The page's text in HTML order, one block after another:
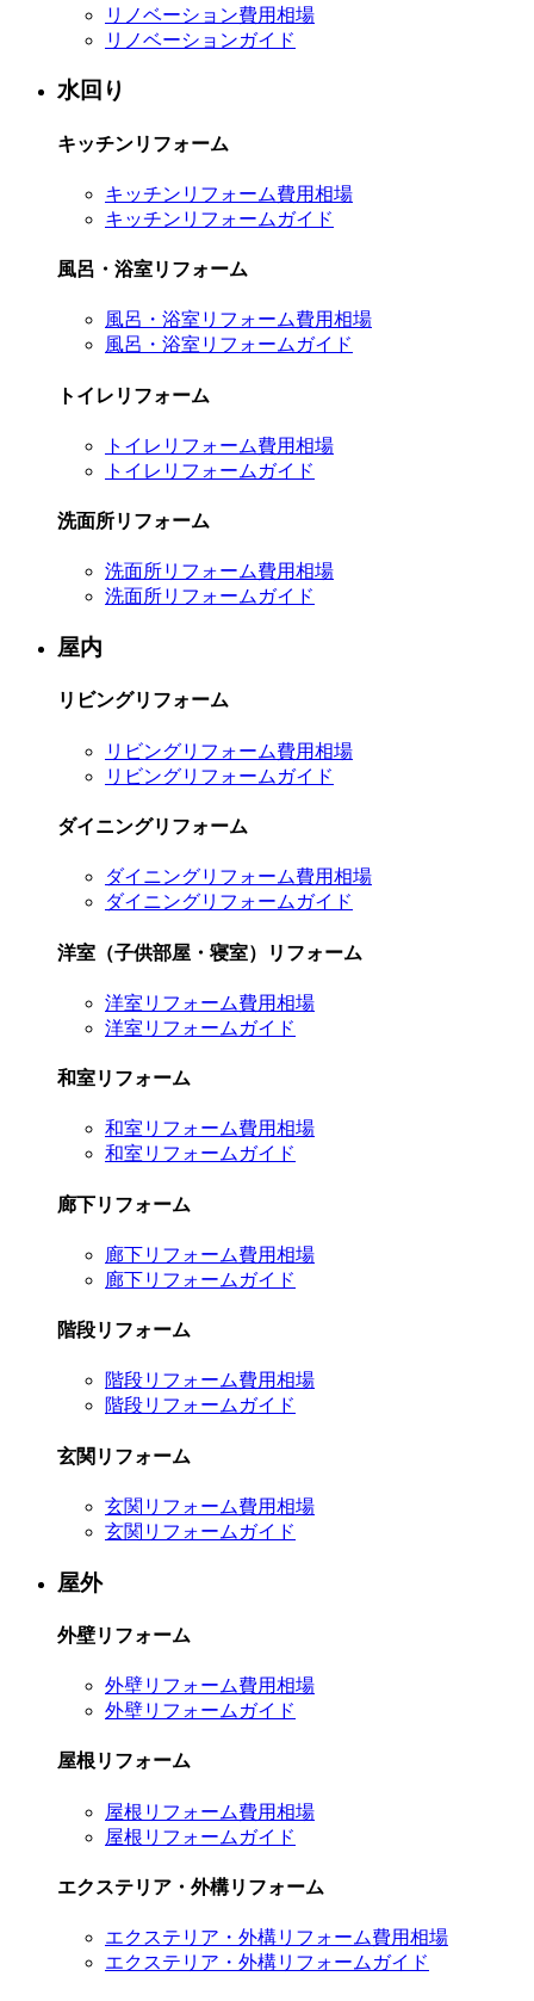
リノベーション費用相場
リノベーションガイド
水回り
キッチンリフォーム
キッチンリフォーム費用相場
キッチンリフォームガイド
風呂・浴室リフォーム
風呂・浴室リフォーム費用相場
風呂・浴室リフォームガイド
トイレリフォーム
トイレリフォーム費用相場
トイレリフォームガイド
洗面所リフォーム
洗面所リフォーム費用相場
洗面所リフォームガイド
屋内
リビングリフォーム
リビングリフォーム費用相場
リビングリフォームガイド
ダイニングリフォーム
ダイニングリフォーム費用相場
ダイニングリフォームガイド
洋室（子供部屋・寝室）リフォーム
洋室リフォーム費用相場
洋室リフォームガイド
和室リフォーム
和室リフォーム費用相場
和室リフォームガイド
廊下リフォーム
廊下リフォーム費用相場
廊下リフォームガイド
階段リフォーム
階段リフォーム費用相場
階段リフォームガイド
玄関リフォーム
玄関リフォーム費用相場
玄関リフォームガイド
屋外
外壁リフォーム
外壁リフォーム費用相場
外壁リフォームガイド
屋根リフォーム
屋根リフォーム費用相場
屋根リフォームガイド
エクステリア・外構リフォーム
エクステリア・外構リフォーム費用相場
エクステリア・外構リフォームガイド